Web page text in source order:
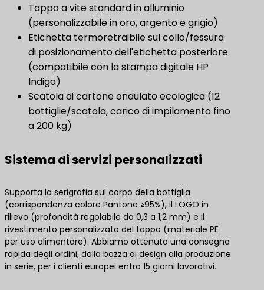
Tappo a vite standard in alluminio
(personalizzabile in oro, argento e grigio)
Etichetta termoretraibile sul collo/fessura
di posizionamento dell'etichetta posteriore
(compatibile con la stampa digitale HP
Indigo)
Scatola di cartone ondulato ecologica (12
bottiglie/scatola, carico di impilamento fino
a 200 kg)
Sistema di servizi personalizzati
Supporta la serigrafia sul corpo della bottiglia
(corrispondenza colore Pantone ≥95%), il LOGO in
rilievo (profondità regolabile da 0,3 a 1,2 mm) e il
rivestimento personalizzato del tappo (materiale PE
per uso alimentare). Abbiamo ottenuto una consegna
rapida degli ordini, dalla bozza di design alla produzione
in serie, per i clienti europei entro 15 giorni lavorativi.